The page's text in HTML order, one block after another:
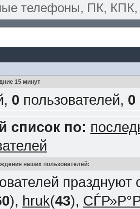
телефоны, ПК, КПК,
15 минут
0 пользователей, 0
список по:
наших пользователей:
), hruk(43),